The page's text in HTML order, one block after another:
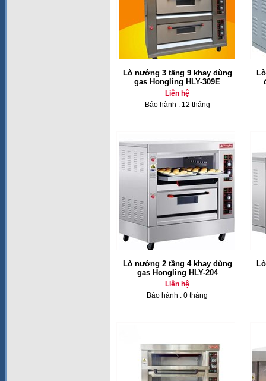
Lò nướng 3 tầng 9 khay dùng
gas Hongling HLY-309E
Liên hệ
Bảo hành : 12 tháng
Lò nướng 2 tầng 4 khay dùng
gas Hongling HLY-204
Liên hệ
Bảo hành : 0 tháng